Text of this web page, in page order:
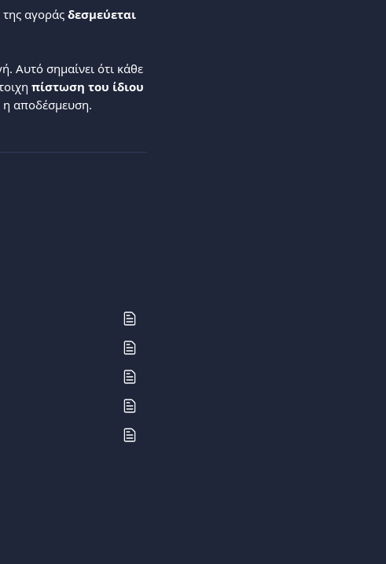
αγοράς δεσμεύεται
Αυτό σημαίνει ότι κάθε
πίστωση του ίδιου
η αποδέσμευση.